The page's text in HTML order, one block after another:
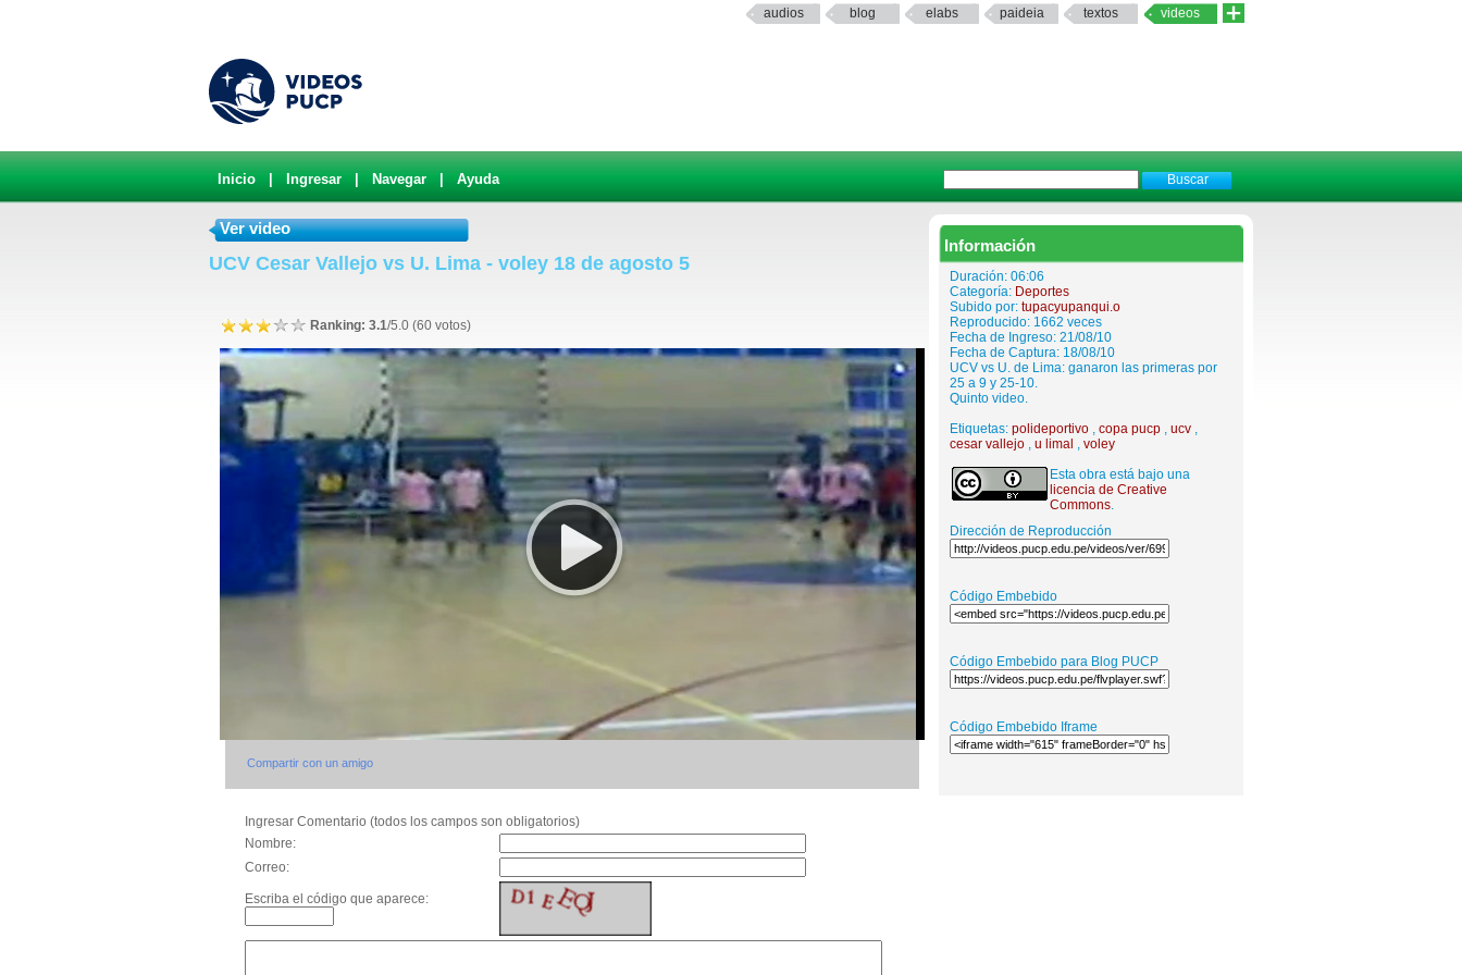
audios blog elabs paideia textos videos
Inicio Ingresar Navegar Ayuda
Información
Duración: 06:06
Categoría: Deportes
Subido por: tupacyupanqui.o
Reproducido: 1662 veces
Fecha de Ingreso: 21/08/10
Fecha de Captura: 18/08/10
UCV vs U. de Lima: ganaron las primeras por
25 a 9 y 25-10.
Quinto video.
Etiquetas: polideportivo , copa pucp , ucv ,
cesar vallejo , u limal , voley
Esta obra está bajo una
licencia de Creative
Commons.
Dirección de Reproducción
Código Embebido
Código Embebido para Blog PUCP
Código Embebido Iframe
Ver video
UCV Cesar Vallejo vs U. Lima - voley 18 de agosto 5
Ranking: 3.1/5.0 (60 votos)
Compartir con un amigo
Ingresar Comentario (todos los campos son obligatorios)
Nombre:
Correo:
Escriba el código que aparece: